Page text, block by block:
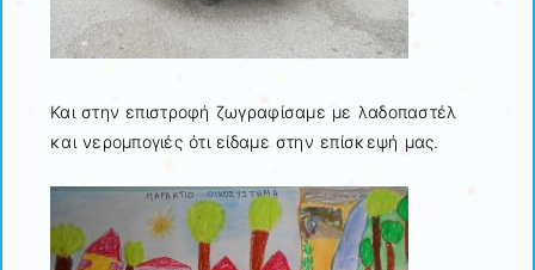
Και στην επιστροφή ζωγραφίσαμε με λαδοπαστέλ
και νερομπογιές ότι είδαμε στην επίσκεψή μας.